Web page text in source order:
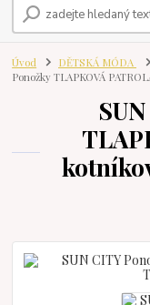
Úvod DĚTSKÁ MÓDA
Ponožky TLAPKOVÁ